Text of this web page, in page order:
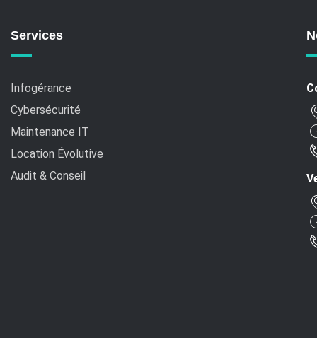
Services
Infogérance
Cybersécurité
Maintenance IT
Location Évolutive
Audit & Conseil